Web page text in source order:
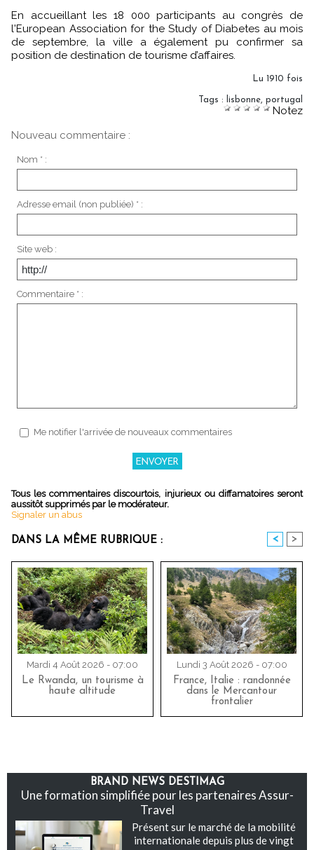
En accueillant les 18 000 participants au congrès de
l'European Association for the Study of Diabetes au mois
de septembre, la ville a également pu confirmer sa
position de destination de tourisme d’affaires.
Lu 1910 fois
Tags : lisbonne portugal
Notez
Nouveau commentaire :
Nom * :
Adresse email (non publiée) * :
Site web :
Commentaire * :
Me notifier l'arrivée de nouveaux commentaires
Tous les commentaires discourtois, injurieux ou diffamatoires seront
aussitôt supprimés par le modérateur.
Signaler un abus
DANS LA MÊME RUBRIQUE : < >
Mardi 4 Août 2026 - 07:00
Le Rwanda, un tourisme à
haute altitude
Lundi 3 Août 2026 - 07:00
France, Italie : randonnée
dans le Mercantour
frontalier
BRAND NEWS DESTIMAG
Une formation simplifiée pour les partenaires Assur-
Travel
Présent sur le marché de la mobilité
internationale depuis plus de vingt